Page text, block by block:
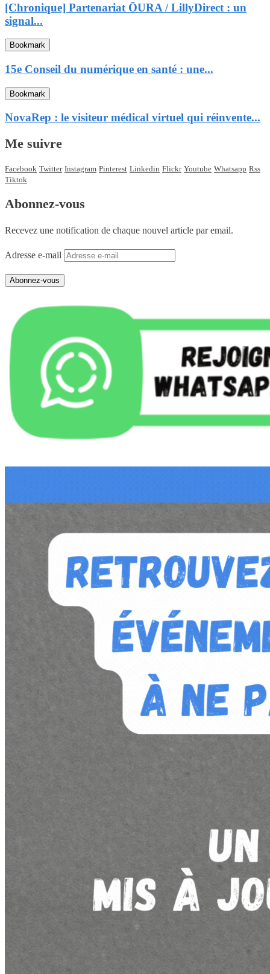
[Chronique] Partenariat ŌURA / LillyDirect : un
signal...
Bookmark
15e Conseil du numérique en santé : une...
Bookmark
NovaRep : le visiteur médical virtuel qui réinvente...
Me suivre
Facebook Twitter Instagram Pinterest Linkedin Flickr Youtube Whatsapp Rss
Tiktok
Abonnez-vous
Recevez une notification de chaque nouvel article par email.
Adresse e-mail
Abonnez-vous